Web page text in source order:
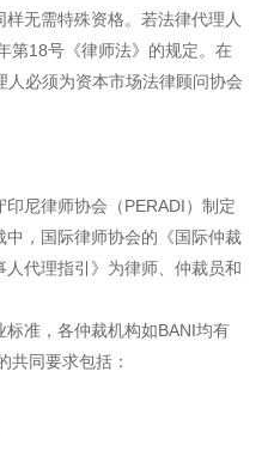
无需特殊资格。若法律代理人
第18号《律师法》的规定。在
人必须为资本市场法律顾问协会
尼律师协会（PERADI）制定
，国际律师协会的《国际仲裁
代理指引》为律师、仲裁员和
准，各仲裁机构如BANI均有
共同要求包括：